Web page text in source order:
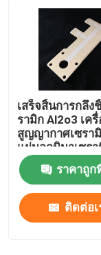
เสร็จสิ้นการกลึง
รามิก Al2o3 เค
สูญญากาศเซรา
แผ่นอลูมินาเซร
ราคาถูก
ติดต่อเ